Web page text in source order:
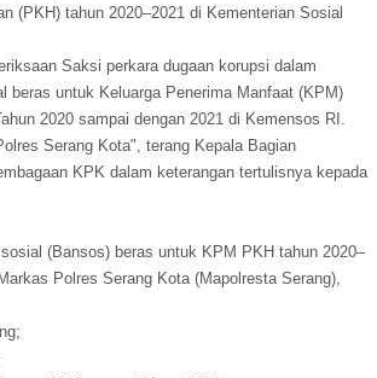
(PKH) tahun 2020–2021 di Kementerian Sosial
Saksi perkara dugaan korupsi dalam
beras untuk Keluarga Penerima Manfaat (KPM)
2020 sampai dengan 2021 di Kemensos RI.
Serang Kota", terang Kepala Bagian
KPK dalam keterangan tertulisnya kepada
(Bansos) beras untuk KPM PKH tahun 2020–
Polres Serang Kota (Mapolresta Serang),